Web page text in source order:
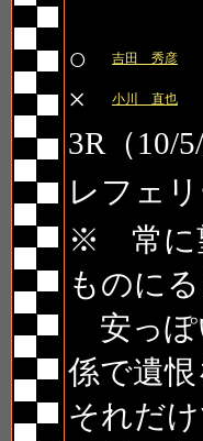
○
吉田 秀彦
× 小川 直也
3R（10/
レフェ
※ 常に
ものに
安っぽ
係で遺
それだ